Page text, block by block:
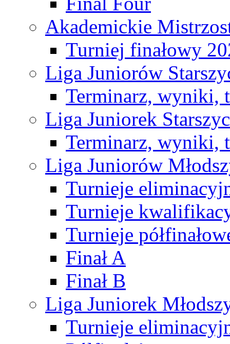
Akademickie
Turniej finałowy
Liga Juniorów
Terminarz, wyniki,
Liga Juniorek
Terminarz, wyniki,
Liga Juniorów
Turnieje
Turnieje
Turnieje
Finał A
Finał B
Liga Juniorek
Turnieje